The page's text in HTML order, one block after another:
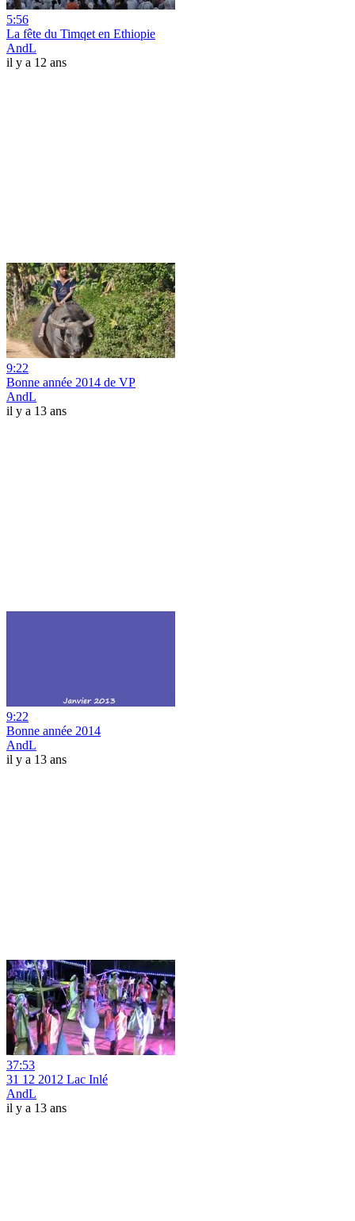
5:56
La fête du Timqet en Ethiopie
AndL
il y a 12 ans
9:22
Bonne année 2014 de VP
AndL
il y a 13 ans
9:22
Bonne année 2014
AndL
il y a 13 ans
37:53
31 12 2012 Lac Inlé
AndL
il y a 13 ans